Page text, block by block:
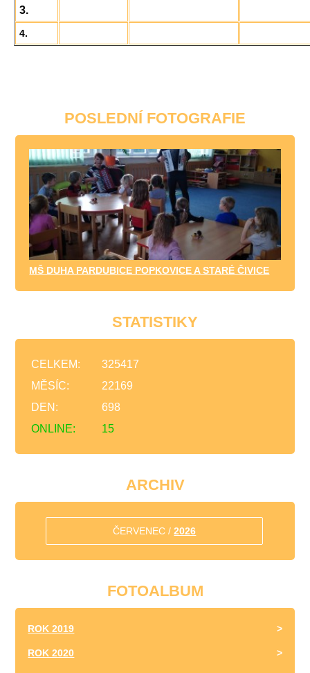
3.
4.
POSLEDNÍ FOTOGRAFIE
MŠ DUHA PARDUBICE POPKOVICE A STARÉ ČIVICE
STATISTIKY
ONLINE: 15
CELKEM:
325417
MĚSÍC:
22169
DEN:
698
ARCHIV
ČERVENEC /2026
FOTOALBUM
ROK 2019
ROK 2020